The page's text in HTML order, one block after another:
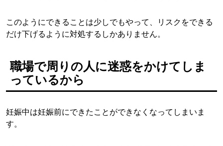
このようにできることは少しでもやって、リスクをできる
だけ下げるように対処するしかありません。
職場で周りの人に迷惑をかけてしま
っているから
妊娠中は妊娠前にできたことができなくなってしまいま
す。